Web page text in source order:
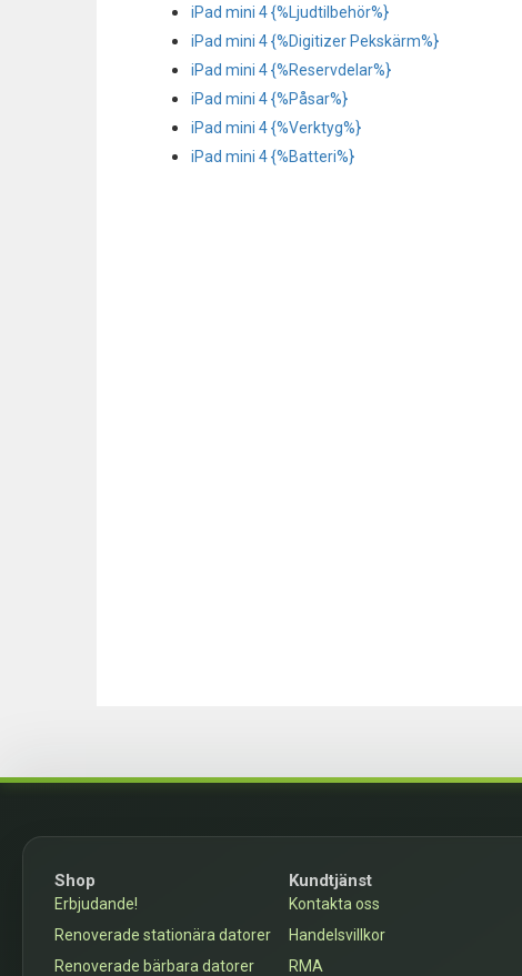
iPad mini 4 {%Ljudtilbehör%}
iPad mini 4 {%Digitizer Pekskärm%}
iPad mini 4 {%Reservdelar%}
iPad mini 4 {%Påsar%}
iPad mini 4 {%Verktyg%}
iPad mini 4 {%Batteri%}
Shop
Erbjudande!
Renoverade stationära datorer
Renoverade bärbara datorer
Kundtjänst
Kontakta oss
Handelsvillkor
RMA